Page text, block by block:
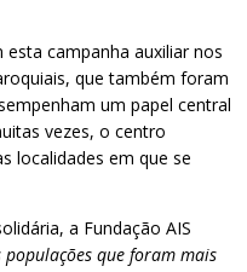
campanha auxiliar nos
que também foram
um papel central
vezes, o centro
localidades em que se
a Fundação AIS
que foram mais